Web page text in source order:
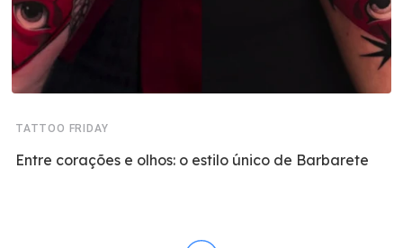
TATTOO FRIDAY
Entre corações e olhos: o estilo único de Barbarete